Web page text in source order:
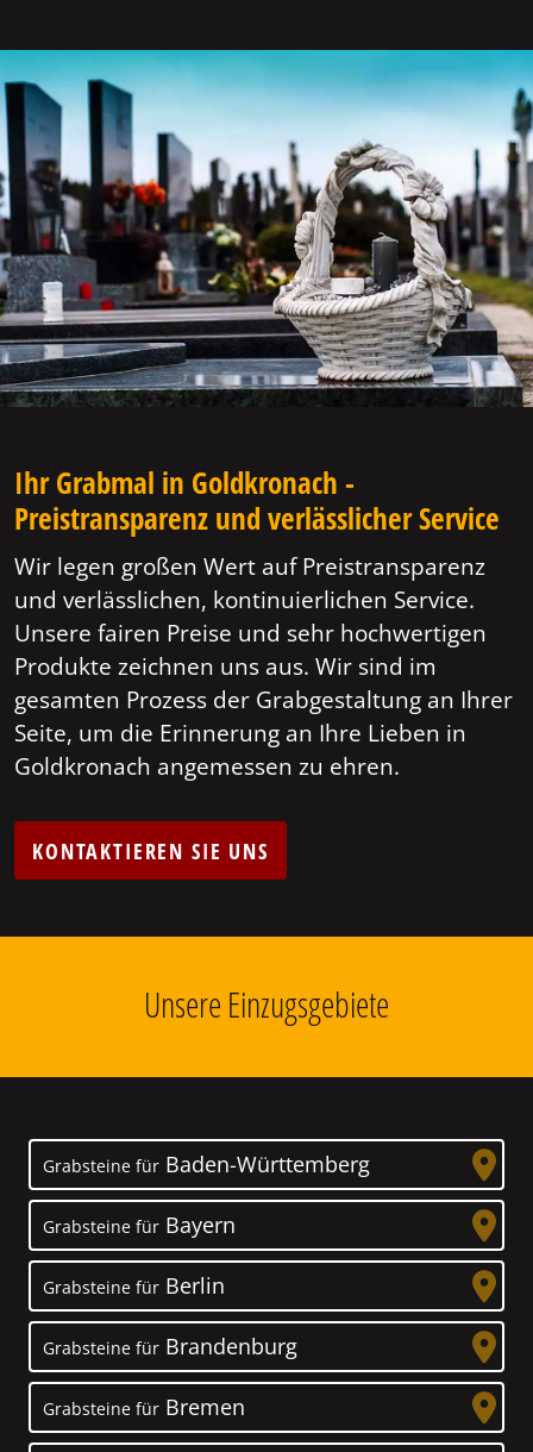
Ihr Grabmal in Goldkronach -
Preistransparenz und verlässlicher Service
Wir legen großen Wert auf Preistransparenz
und verlässlichen, kontinuierlichen Service.
Unsere fairen Preise und sehr hochwertigen
Produkte zeichnen uns aus. Wir sind im
gesamten Prozess der Grabgestaltung an Ihrer
Seite, um die Erinnerung an Ihre Lieben in
Goldkronach angemessen zu ehren.
KONTAKTIEREN SIE UNS
Unsere Einzugsgebiete
Grabsteine für Baden-Württemberg
Grabsteine für Bayern
Grabsteine für Berlin
Grabsteine für Brandenburg
Grabsteine für Bremen